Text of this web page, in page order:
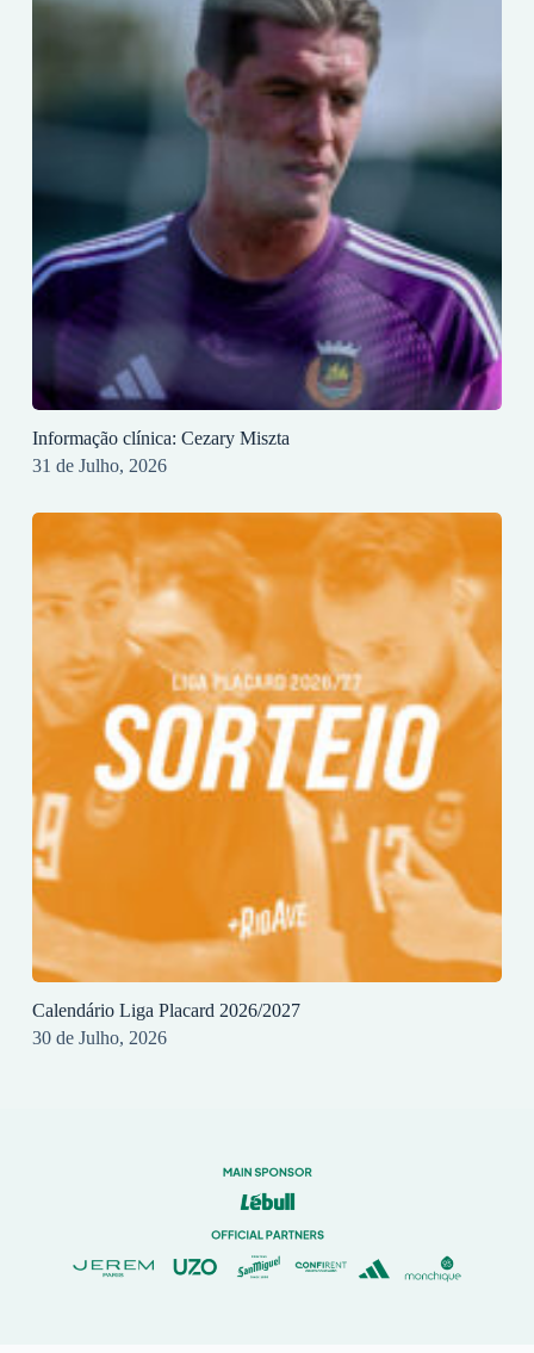
Informação clínica: Cezary Miszta
31 de Julho, 2026
Calendário Liga Placard 2026/2027
30 de Julho, 2026